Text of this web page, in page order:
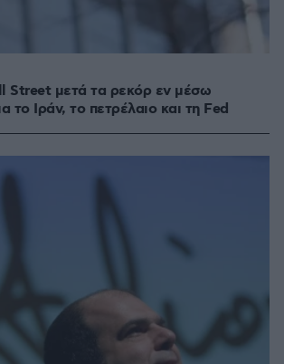
Street μετά τα ρεκόρ εν μέσω
το Ιράν, το πετρέλαιο και τη Fed